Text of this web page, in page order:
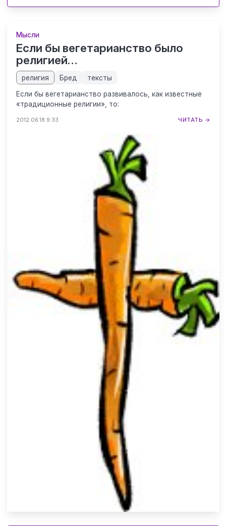
Мысли
Если бы вегетарианство было
религией…
религия Бред тексты
Если бы вегетарианство развивалось, как известные
«традиционные религии», то:
2012.06.18 9:33 ЧИТАТЬ →